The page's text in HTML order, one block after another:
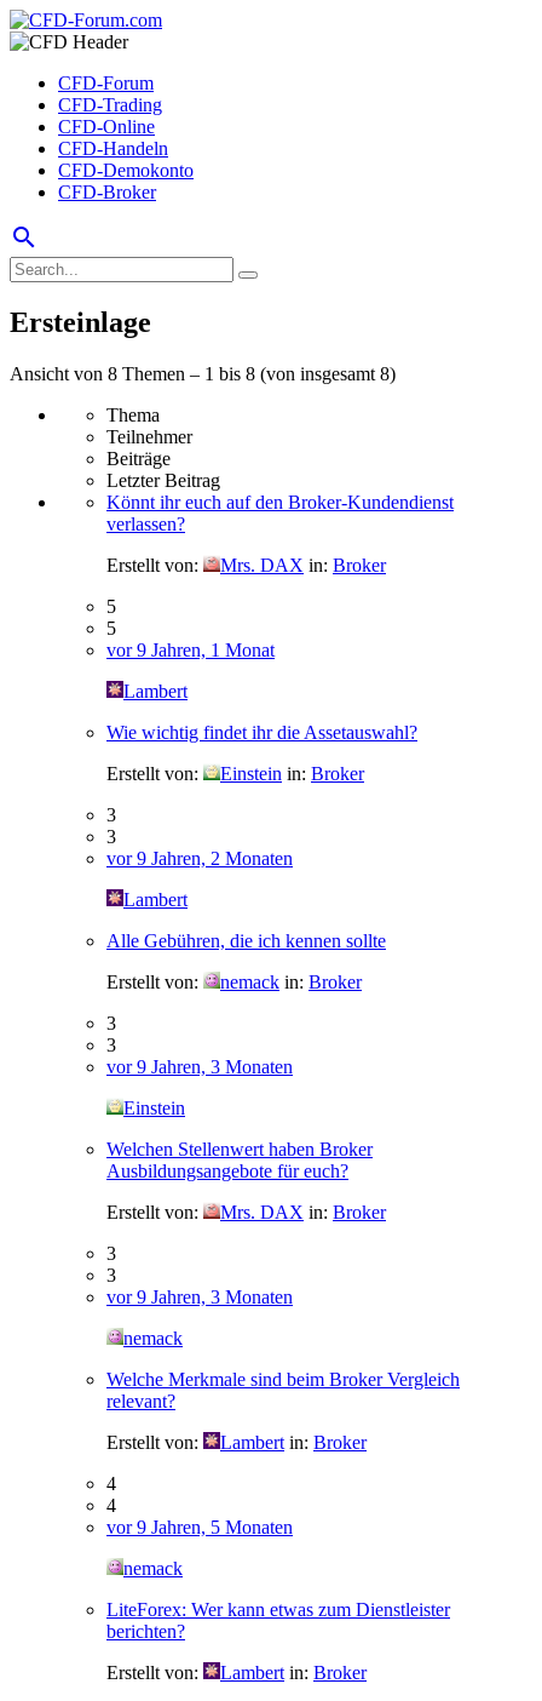
CFD-Forum
CFD-Trading
CFD-Online
CFD-Handeln
CFD-Demokonto
CFD-Broker
search
Ersteinlage
Ansicht von 8 Themen – 1 bis 8 (von insgesamt 8)
Thema
Teilnehmer
Beiträge
Letzter Beitrag
Könnt ihr euch auf den Broker-Kundendienst
verlassen?
Erstellt von:
Mrs. DAX in: Broker
5
5
vor 9 Jahren, 1 Monat
Lambert
Wie wichtig findet ihr die Assetauswahl?
Erstellt von:
Einstein in: Broker
3
3
vor 9 Jahren, 2 Monaten
Lambert
Alle Gebühren, die ich kennen sollte
Erstellt von:
nemack in: Broker
3
3
vor 9 Jahren, 3 Monaten
Einstein
Welchen Stellenwert haben Broker
Ausbildungsangebote für euch?
Erstellt von:
Mrs. DAX in: Broker
3
3
vor 9 Jahren, 3 Monaten
nemack
Welche Merkmale sind beim Broker Vergleich
relevant?
Erstellt von:
Lambert in: Broker
4
4
vor 9 Jahren, 5 Monaten
nemack
LiteForex: Wer kann etwas zum Dienstleister
berichten?
Erstellt von:
Lambert in: Broker